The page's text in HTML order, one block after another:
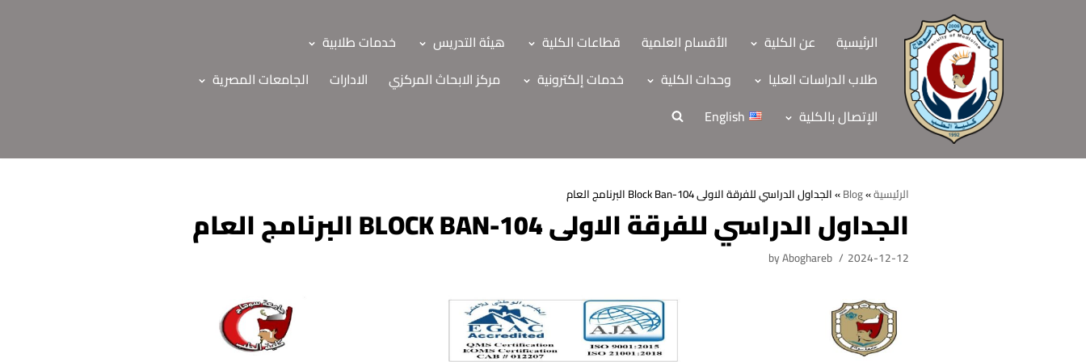
الرئيسية عن الكلية الأقسام العلمية قطاعات الكلية هيئة التدريس
خدمات طلابية
طلاب الدراسات العليا
وحدات الكلية خدمات إلكترونية مركز الابحاث المركزي الادارات
الجامعات المصرية
الإتصال بالكلية
English
الرئيسية
عن الكلية
قطاعات الكلية
هيئة التدريس
الرئيسية»
Blog
»الجداول الدراسي للفرقة الاولى Block Ban-104 البرنامج العام
الجداول الدراسي للفرقة الاولى BLOCK BAN-104 البرنامج العام
byAboghareb 2024-12-12